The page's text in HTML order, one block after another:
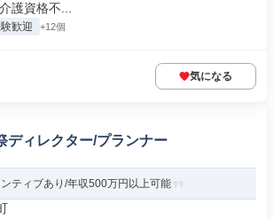
護資格不...
歓迎 +12個
気になる
ディレクター/プランナー
ティブあり/年収500万円以上可能